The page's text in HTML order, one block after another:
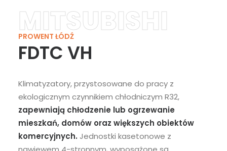
MITSUBISHI
PROWENT ŁÓDŹ
FDTC VH
Klimatyzatory, przystosowane do pracy z
ekologicznym czynnikiem chłodniczym R32,
zapewniają chłodzenie lub ogrzewanie
mieszkań, domów oraz większych obiektów
komercyjnych. Jednostki kasetonowe z